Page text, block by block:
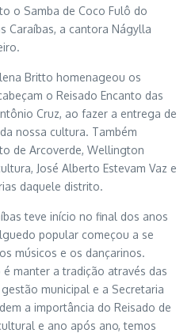
o Samba de Coco Fulô do
Caraíbas, a cantora Nágylla
Britto homenageou os
o Reisado Encanto das
Cruz, ao fazer a entrega de
nossa cultura. Também
de Arcoverde, Wellington
José Alberto Estevam Vaz e
daquele distrito.
teve início no final dos anos
popular começou a se
músicos e os dançarinos.
manter a tradição através das
municipal e a Secretaria
a importância do Reisado de
e ano após ano, temos